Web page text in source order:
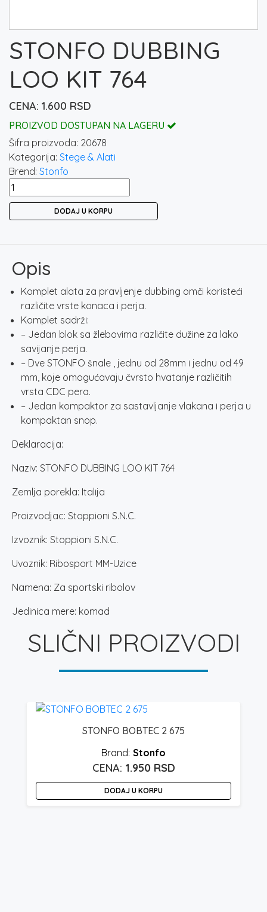
STONFO DUBBING
LOO KIT 764
1.600 RSD
PROIZVOD DOSTUPAN NA LAGERU
Šifra proizvoda: 20678
Kategorija: Stege & Alati
Brend: Stonfo
STONFO
DUBBING
DODAJ U KORPU
Opis
Komplet alata za pravljenje dubbing omči koristeći
različite vrste konaca i perja.
Komplet sadrži:
– Jedan blok sa žlebovima različite dužine za lako
savijanje perja.
– Dve STONFO šnale , jednu od 28mm i jednu od 49
mm, koje omogućavaju čvrsto hvatanje različitih
vrsta CDC pera.
– Jedan kompaktor za sastavljanje vlakana i perja u
kompaktan snop.
Deklaracija:
Naziv: STONFO DUBBING LOO KIT 764
Zemlja porekla: Italija
Proizvodjac: Stoppioni S.N.C.
Izvoznik: Stoppioni S.N.C.
Uvoznik: Ribosport MM-Uzice
Namena: Za sportski ribolov
Jedinica mere: komad
SLIČNI PROIZVODI
STONFO BOBTEC 2 675
Stonfo
1.950 RSD
DODAJ U KORPU